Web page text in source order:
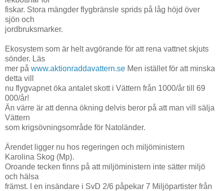
fiskar. Stora mängder flygbränsle sprids på låg höjd över
sjön och
jordbruksmarker.
Ekosystem som är helt avgörande för att rena vattnet skjuts
sönder. Läs
mer på www.aktionraddavattern.se Men istället för att minska
detta vill
nu flygvapnet öka antalet skott i Vättern från 1000/år till 69
000/år!
Än värre är att denna ökning delvis beror på att man vill sälja
Vättern
som krigsövningsområde för Natoländer.
Ärendet ligger nu hos regeringen och miljöministern
Karolina Skog (Mp).
Oroande tecken finns på att miljöministern inte sätter miljö
och hälsa
främst. I en insändare i SvD 2/6 påpekar 7 Miljöpartister från